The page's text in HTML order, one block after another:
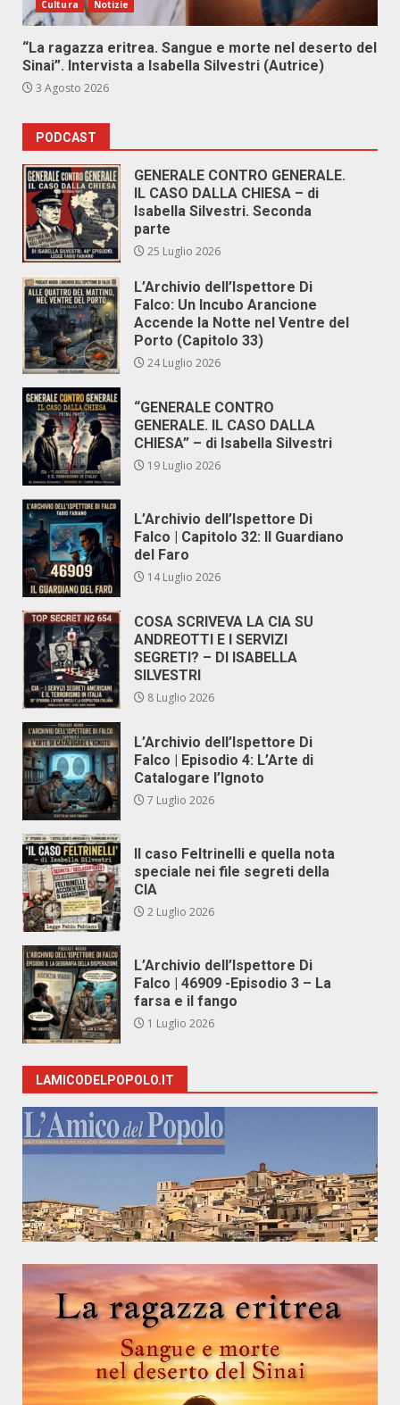
Cultura Notizie
“La ragazza eritrea. Sangue e morte nel deserto del
Sinai”. Intervista a Isabella Silvestri (Autrice)
3 Agosto 2026
PODCAST
GENERALE CONTRO GENERALE.
IL CASO DALLA CHIESA – di
Isabella Silvestri. Seconda
parte
25 Luglio 2026
L’Archivio dell’Ispettore Di
Falco: Un Incubo Arancione
Accende la Notte nel Ventre del
Porto (Capitolo 33)
24 Luglio 2026
“GENERALE CONTRO
GENERALE. IL CASO DALLA
CHIESA” – di Isabella Silvestri
19 Luglio 2026
L’Archivio dell’Ispettore Di
Falco | Capitolo 32: Il Guardiano
del Faro
14 Luglio 2026
COSA SCRIVEVA LA CIA SU
ANDREOTTI E I SERVIZI
SEGRETI? – DI ISABELLA
SILVESTRI
8 Luglio 2026
L’Archivio dell’Ispettore Di
Falco | Episodio 4: L’Arte di
Catalogare l’Ignoto
7 Luglio 2026
Il caso Feltrinelli e quella nota
speciale nei file segreti della
CIA
2 Luglio 2026
L’Archivio dell’Ispettore Di
Falco | 46909 -Episodio 3 – La
farsa e il fango
1 Luglio 2026
LAMICODELPOPOLO.IT